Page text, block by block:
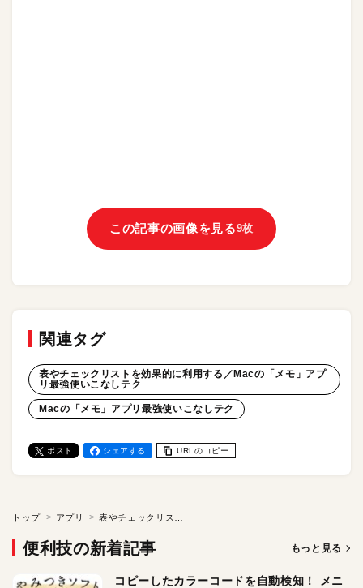
この記事の画像を見る9枚
関連タグ
表やチェックリストを効果的に利用する／Macの「メモ」アプ
リ最強使いこなしテク
Macの「メモ」アプリ最強使いこなしテク
ポスト シェアする URLのコピー
トップ アプリ
便利技の新着記事 もっと見る
コピーしたカラーコードを自動検知！ メニ